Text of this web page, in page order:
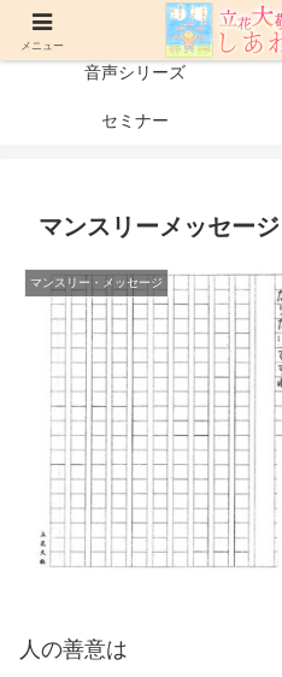
プロフィール
音声シリーズ
セミナー
マンスリーメッセージ
マンスリー・メッセージ
人の善意は
メニュー